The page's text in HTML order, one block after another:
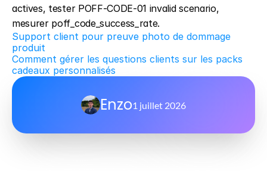
actives, tester POFF-CODE-01 invalid scenario,
mesurer poff_code_success_rate.
Support client pour preuve photo de dommage
produit
Comment gérer les questions clients sur les packs
cadeaux personnalisés
Enzo1 juillet 2026